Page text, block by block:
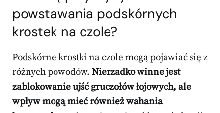
powstawania podskórnych
krostek na czole?
Podskórne krostki na czole mogą pojawiać się z
różnych powodów. Nierzadko winne jest
zablokowanie ujść gruczołów łojowych, ale
wpływ mogą mieć również wahania